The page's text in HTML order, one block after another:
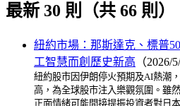
最新 30 則（共 66 則）
紐約市場：那斯達克、標普
工智慧而創歷史新高 （2026/
紐約股市因伊朗停火預期及AI熱潮
高，為全球股市注入樂觀氛圍。雖
正面情緒可能間接提振投資者對日